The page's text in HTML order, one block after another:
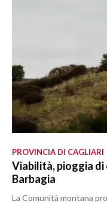
PROVINCIA DI CAGLIARI
Viabilità, pioggia di
Barbagia
La Comunità montana